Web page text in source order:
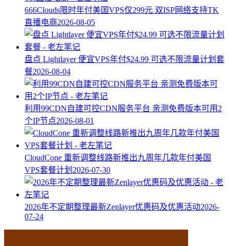
666Clouds限时年付美国VPS仅299元 双ISP网络支持TK
直播电商2026-08-05
盘点 Lightlayer 便宜VPS年付$24.99 可选不限流量计划套
餐2026-08-04
利用99CDN自建可控CDN服务平台 亲测免费版本可用2
个IP节点2026-08-01
CloudCone 重新调整线路新推出九周年几款年付美国
VPS套餐计划 2026-07-30
2026年不定期整理最新Zenlayer优惠码及优惠活动2026-
07-24